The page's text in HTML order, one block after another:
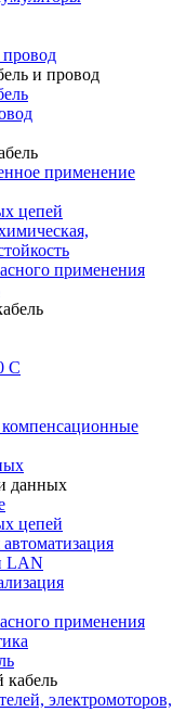
и провод
применение
цепей
применения
С
данных
цепей
LAN
применения
кабель
электромоторов,